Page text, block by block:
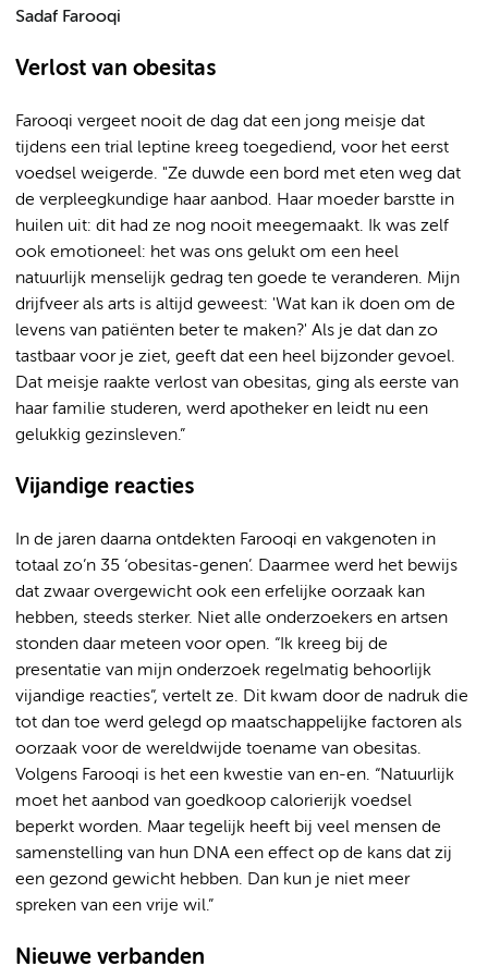
Sadaf Farooqi
Verlost van obesitas
Farooqi vergeet nooit de dag dat een jong meisje dat
tijdens een trial leptine kreeg toegediend, voor het eerst
voedsel weigerde. "Ze duwde een bord met eten weg dat
de verpleegkundige haar aanbod. Haar moeder barstte in
huilen uit: dit had ze nog nooit meegemaakt. Ik was zelf
ook emotioneel: het was ons gelukt om een heel
natuurlijk menselijk gedrag ten goede te veranderen. Mijn
drijfveer als arts is altijd geweest: 'Wat kan ik doen om de
levens van patiënten beter te maken?' Als je dat dan zo
tastbaar voor je ziet, geeft dat een heel bijzonder gevoel.
Dat meisje raakte verlost van obesitas, ging als eerste van
haar familie studeren, werd apotheker en leidt nu een
gelukkig gezinsleven.”
Vijandige reacties
In de jaren daarna ontdekten Farooqi en vakgenoten in
totaal zo’n 35 ‘obesitas-genen’. Daarmee werd het bewijs
dat zwaar overgewicht ook een erfelijke oorzaak kan
hebben, steeds sterker. Niet alle onderzoekers en artsen
stonden daar meteen voor open. “Ik kreeg bij de
presentatie van mijn onderzoek regelmatig behoorlijk
vijandige reacties”, vertelt ze. Dit kwam door de nadruk die
tot dan toe werd gelegd op maatschappelijke factoren als
oorzaak voor de wereldwijde toename van obesitas.
Volgens Farooqi is het een kwestie van en-en. “Natuurlijk
moet het aanbod van goedkoop calorierijk voedsel
beperkt worden. Maar tegelijk heeft bij veel mensen de
samenstelling van hun DNA een effect op de kans dat zij
een gezond gewicht hebben. Dan kun je niet meer
spreken van een vrije wil.”
Nieuwe verbanden